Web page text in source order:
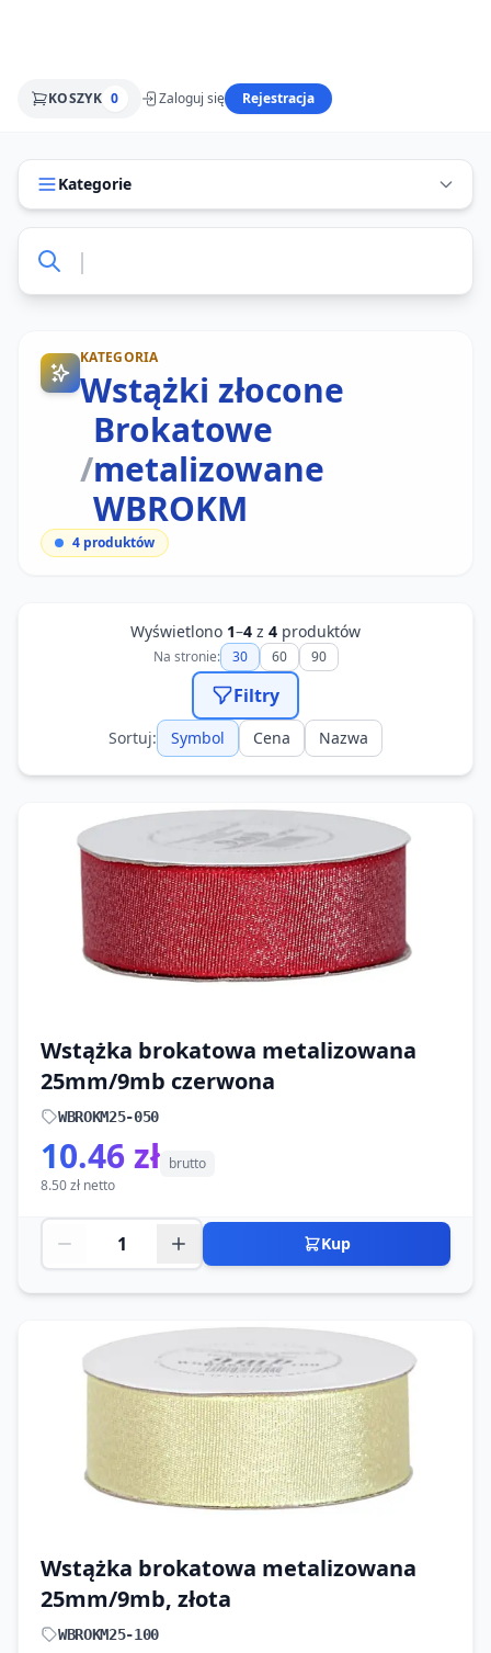
KOSZYK 0 Zaloguj się Rejestracja
Kategorie
KATEGORIA
Wstążki złocone
/
Brokatowe
metalizowane
WBROKM
4 produktów
Wyświetlono 1–4 z 4 produktów
Na stronie: 30 60 90
Filtry
Sortuj: Symbol Cena Nazwa
Wstążka brokatowa metalizowana
25mm/9mb czerwona
WBROKM25-050
10.46 zł brutto
8.50 zł netto
Kup
Wstążka brokatowa metalizowana
25mm/9mb, złota
WBROKM25-100